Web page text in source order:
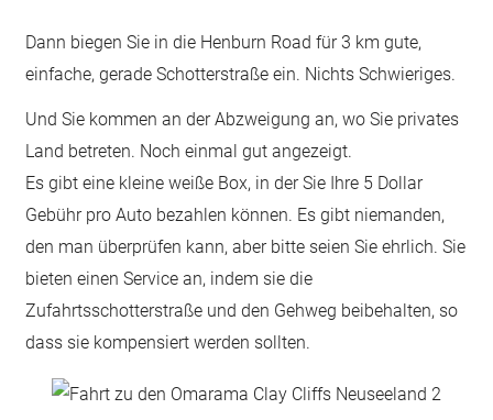
Dann biegen Sie in die Henburn Road für 3 km gute,
einfache, gerade Schotterstraße ein. Nichts Schwieriges.
Und Sie kommen an der Abzweigung an, wo Sie privates
Land betreten. Noch einmal gut angezeigt.
Es gibt eine kleine weiße Box, in der Sie Ihre 5 Dollar
Gebühr pro Auto bezahlen können. Es gibt niemanden,
den man überprüfen kann, aber bitte seien Sie ehrlich. Sie
bieten einen Service an, indem sie die
Zufahrtsschotterstraße und den Gehweg beibehalten, so
dass sie kompensiert werden sollten.